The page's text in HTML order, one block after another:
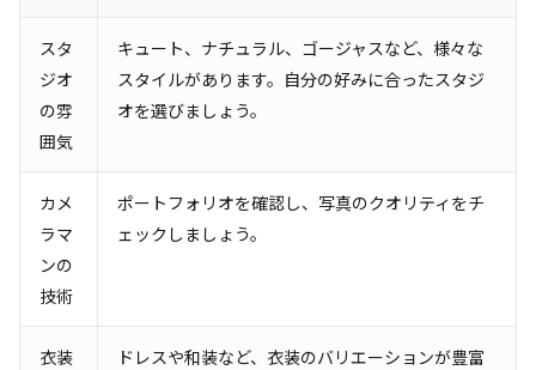
スタ
ジオ
の雰
囲気
キュート、ナチュラル、ゴージャスなど、様々な
スタイルがあります。自分の好みに合ったスタジ
オを選びましょう。
カメ
ラマ
ンの
技術
ポートフォリオを確認し、写真のクオリティをチ
ェックしましょう。
衣装
ドレスや和装など、衣装のバリエーションが豊富